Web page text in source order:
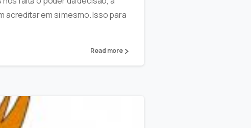
acreditar em si mesmo. Isso para
Read more